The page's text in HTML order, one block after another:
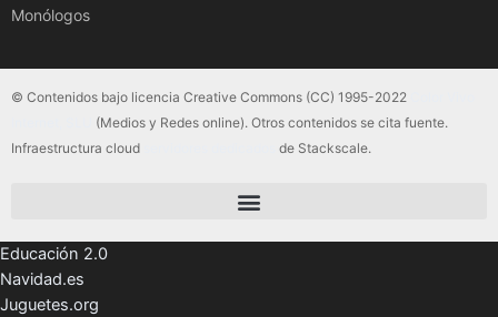
Monólogos
© Contenidos bajo licencia Creative Commons (CC) 1995-2022
(Medios y Redes online). Otros contenidos se cita fuente.
Infraestructura cloud
de Stackscale.
Educación 2.0
Navidad.es
Juguetes.org